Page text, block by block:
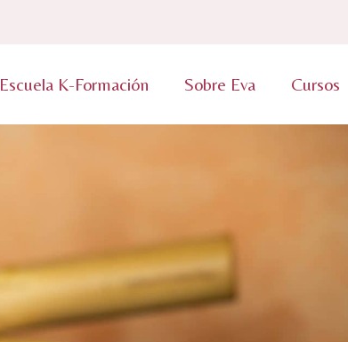
Escuela K-Formación Sobre Eva Cursos